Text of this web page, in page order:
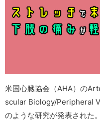
米国心臓協会（AHA）の
scular Biology/Peripheral
のような研究が発表された。